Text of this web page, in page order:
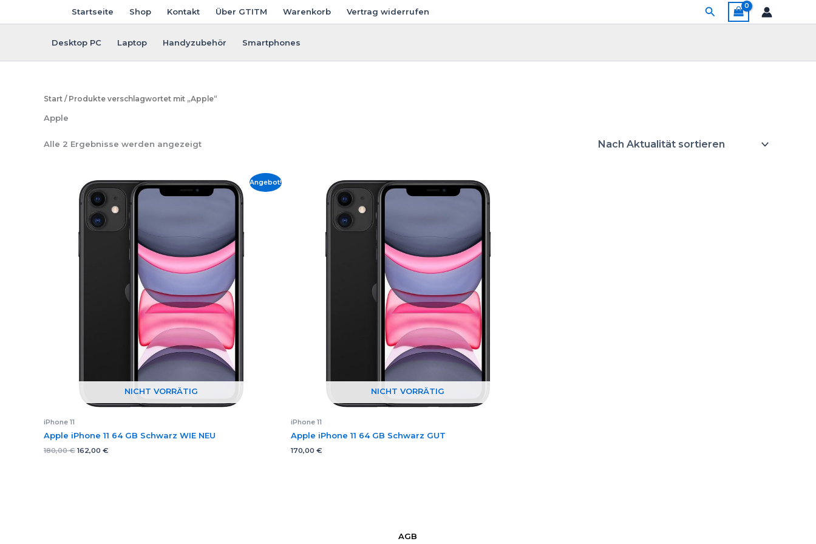
Startseite Shop Kontakt Über GTITM Warenkorb Vertrag widerrufen Suchen
Desktop PC Laptop Handyzubehör Smartphones
Start / Produkte verschlagwortet mit „Apple“
Apple
Alle 2 Ergebnisse werden angezeigtNach
Angebot!
NICHT VORRÄTIG
iPhone 11
Apple iPhone 11 64 GB Schwarz WIE NEU
180,00€ Ursprünglicher
162,00 €
NICHT VORRÄTIG
iPhone 11
Apple iPhone 11 64 GB Schwarz GUT
170,00 €
AGB